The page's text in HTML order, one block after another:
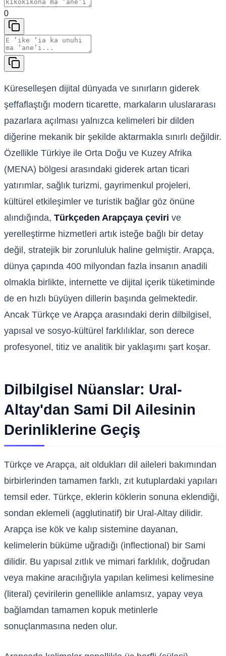
0
Küreselleşen dijital dünyada ve sınırların giderek
şeffaflaştığı modern ticarette, markaların uluslararası
pazarlara açılması yalnızca kelimeleri bir dilden
diğerine mekanik bir şekilde aktarmakla sınırlı değildir.
Özellikle Türkiye ile Orta Doğu ve Kuzey Afrika
(MENA) bölgesi arasındaki giderek artan ticari
yatırımlar, sağlık turizmi, gayrimenkul projeleri,
kültürel etkileşimler ve turistik bağlar göz önüne
alındığında, Türkçeden Arapçaya çeviri ve
yerelleştirme hizmetleri artık isteğe bağlı bir detay
değil, stratejik bir zorunluluk haline gelmiştir. Arapça,
dünya çapında 400 milyondan fazla insanın anadili
olmakla birlikte, internette ve dijital içerik tüketiminde
de en hızlı büyüyen dillerin başında gelmektedir.
Ancak Türkçe ve Arapça arasındaki derin dilbilgisel,
yapısal ve sosyo-kültürel farklılıklar, son derece
profesyonel, titiz ve analitik bir yaklaşımı şart koşar.
Dilbilgisel Nüanslar: Ural-
Altay'dan Sami Dil Ailesinin
Derinliklerine Geçiş
Türkçe ve Arapça, ait oldukları dil aileleri bakımından
birbirlerinden tamamen farklı, zıt kutuplardaki yapıları
temsil eder. Türkçe, eklerin köklerin sonuna eklendiği,
sondan eklemeli (agglutinatif) bir Ural-Altay dilidir.
Arapça ise kök ve kalıp sistemine dayanan,
kelimelerin büküme uğradığı (inflectional) bir Sami
dilidir. Bu yapısal zıtlık ve mimari farklılık, doğrudan
veya makine aracılığıyla yapılan kelimesi kelimesine
(literal) çevirilerin genellikle anlamsız, yapay veya
bağlamdan tamamen kopuk metinlerle
sonuçlanmasına neden olur.